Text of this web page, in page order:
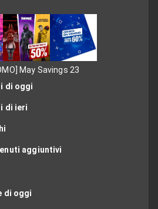
di oggi
di ieri
aggiuntivi
di oggi